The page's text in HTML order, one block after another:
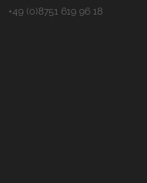
+49 (0)8751 619 96 18